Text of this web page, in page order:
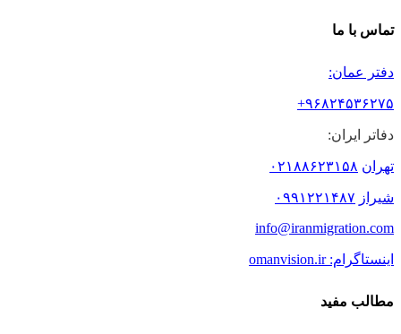
تماس با ما
دفتر عمان:
۹۶۸۲۴۵۳۶۲۷۵+
دفاتر ایران:
تهران ۰۲۱۸۸۶۲۳۱۵۸
شیراز ۰۹۹۱۲۲۱۴۸۷
info@iranmigration.com
اینستاگرام: omanvision.ir
مطالب مفید